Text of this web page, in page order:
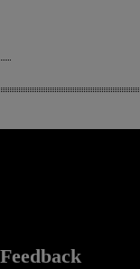
Feedback